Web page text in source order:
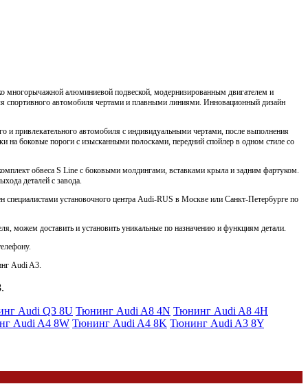
многорычажной алюминиевой подвеской, модернизированным двигателем и
спортивного автомобиля чертами и плавными линиями. Инновационный дизайн
и привлекательного автомобиля с индивидуальными чертами, после выполнения
на боковые пороги с изысканными полосками, передний спойлер в одном стиле со
обвеса S Line с боковыми молдингами, вставками крыла и задним фартуком.
деталей с завода.
установочного центра Audi-RUS в Москве или Санкт-Петербурге по
можем доставить и установить уникальные по назначению и функциям детали.
Audi A3.
Audi Q3 8U Тюнинг Audi A8 4N Тюнинг Audi A8 4H
Audi A4 8W Тюнинг Audi A4 8K Тюнинг Audi A3 8Y